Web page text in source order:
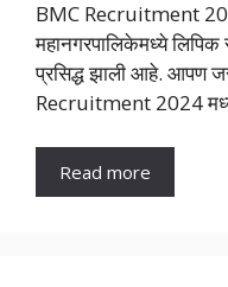
BMC Recruitment
महानगरपालिकेमध्ये लिपिक
प्रसिद्ध झाली आहे. आपण
Recruitment 2024
Read more